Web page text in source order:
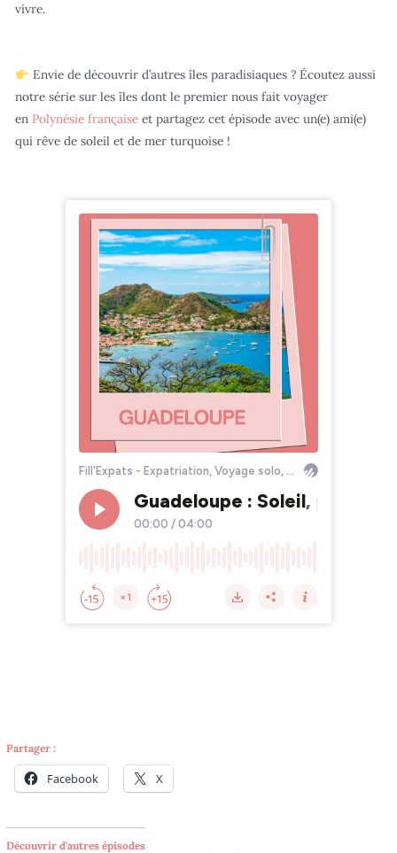
vivre.
Envie de découvrir d’autres îles paradisiaques ? Écoutez aussi
notre série sur les îles dont le premier nous fait voyager
en Polynésie française et partagez cet épisode avec un(e) ami(e)
qui rêve de soleil et de mer turquoise !
Partager :
Facebook X
Découvrir d'autres épisodes